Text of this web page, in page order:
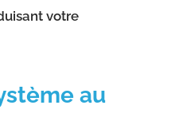
votre
au